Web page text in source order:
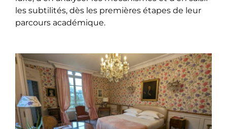
les subtilités, dès les premières étapes de leur
parcours académique.